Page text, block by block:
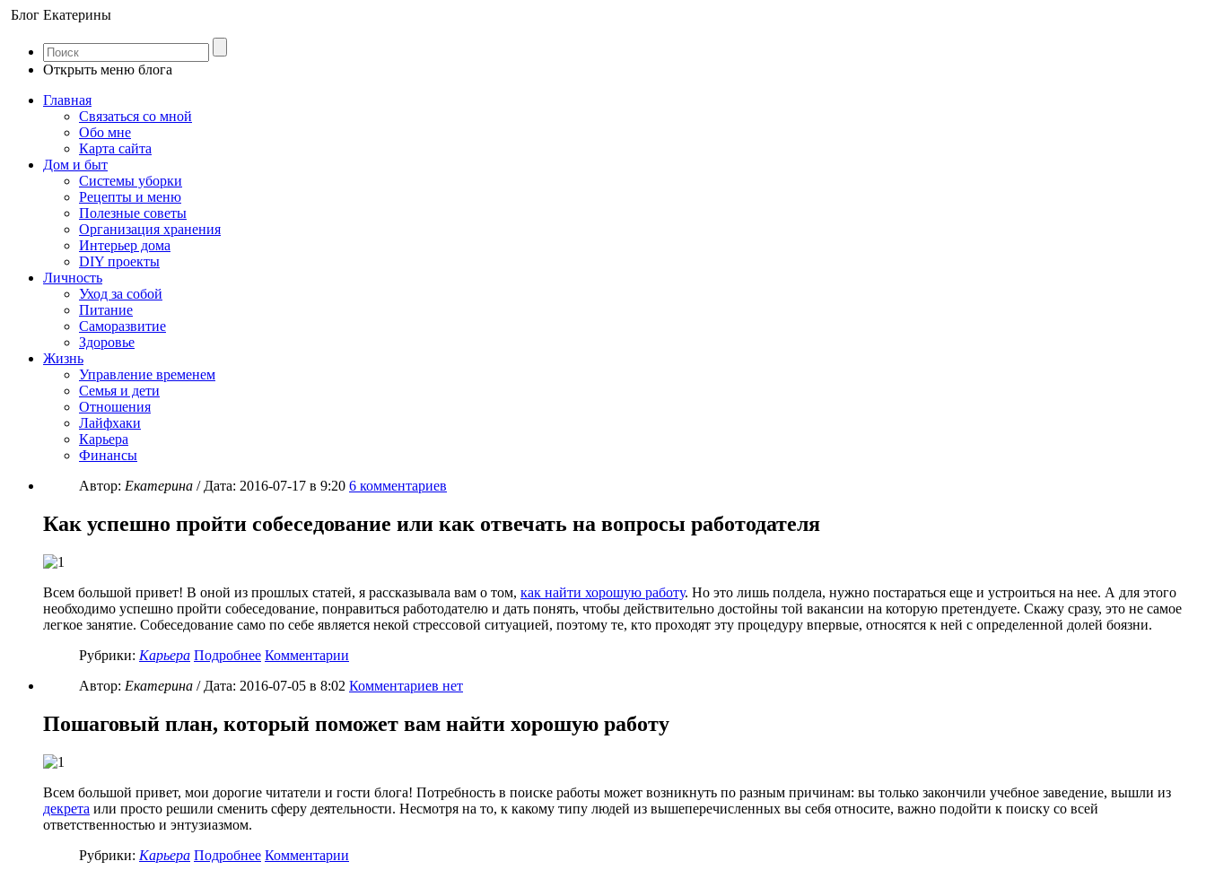
Блог Екатерины
Открыть меню блога
Главная
Связаться со мной
Обо мне
Карта сайта
Дом и быт
Системы уборки
Рецепты и меню
Полезные советы
Организация хранения
Интерьер дома
DIY проекты
Личность
Уход за собой
Питание
Саморазвитие
Здоровье
Жизнь
Управление временем
Семья и дети
Отношения
Лайфхаки
Карьера
Финансы
Автор: Екатерина / Дата: 2016-07-17 в 9:20 6 комментариев
Как успешно пройти собеседование или как отвечать на вопросы работодателя
Всем большой привет! В оной из прошлых статей, я рассказывала вам о том, как найти хорошую работу. Но это лишь полдела, нужно постараться еще и устроиться на нее. А для этого
необходимо успешно пройти собеседование, понравиться работодателю и дать понять, чтобы действительно достойны той вакансии на которую претендуете. Скажу сразу, это не самое
легкое занятие. Собеседование само по себе является некой стрессовой ситуацией, поэтому те, кто проходят эту процедуру впервые, относятся к ней с определенной долей боязни.
Рубрики: Карьера Подробнее Комментарии
Автор: Екатерина / Дата: 2016-07-05 в 8:02 Комментариев нет
Пошаговый план, который поможет вам найти хорошую работу
Всем большой привет, мои дорогие читатели и гости блога! Потребность в поиске работы может возникнуть по разным причинам: вы только закончили учебное заведение, вышли из
декрета или просто решили сменить сферу деятельности. Несмотря на то, к какому типу людей из вышеперечисленных вы себя относите, важно подойти к поиску со всей
ответственностью и энтузиазмом.
Рубрики: Карьера Подробнее Комментарии